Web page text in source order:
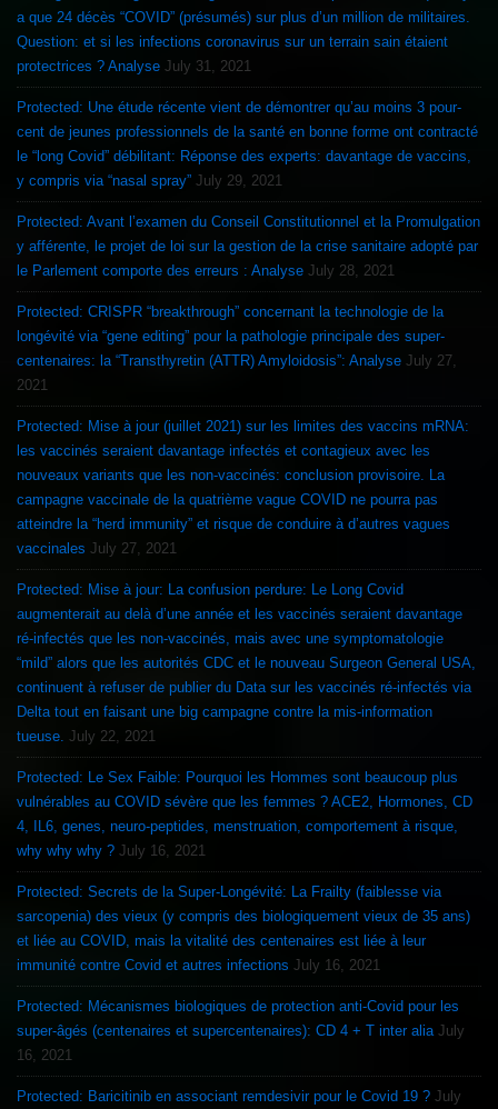
a que 24 décès “COVID” (présumés) sur plus d’un million de militaires.
Question: et si les infections coronavirus sur un terrain sain étaient
protectrices ? Analyse July 31, 2021
Protected: Une étude récente vient de démontrer qu’au moins 3 pour-
cent de jeunes professionnels de la santé en bonne forme ont contracté
le “long Covid” débilitant: Réponse des experts: davantage de vaccins,
y compris via “nasal spray” July 29, 2021
Protected: Avant l’examen du Conseil Constitutionnel et la Promulgation
y afférente, le projet de loi sur la gestion de la crise sanitaire adopté par
le Parlement comporte des erreurs : Analyse July 28, 2021
Protected: CRISPR “breakthrough” concernant la technologie de la
longévité via “gene editing” pour la pathologie principale des super-
centenaires: la “Transthyretin (ATTR) Amyloidosis”: Analyse July 27,
2021
Protected: Mise à jour (juillet 2021) sur les limites des vaccins mRNA:
les vaccinés seraient davantage infectés et contagieux avec les
nouveaux variants que les non-vaccinés: conclusion provisoire. La
campagne vaccinale de la quatrième vague COVID ne pourra pas
atteindre la “herd immunity” et risque de conduire à d’autres vagues
vaccinales July 27, 2021
Protected: Mise à jour: La confusion perdure: Le Long Covid
augmenterait au delà d’une année et les vaccinés seraient davantage
ré-infectés que les non-vaccinés, mais avec une symptomatologie
“mild” alors que les autorités CDC et le nouveau Surgeon General USA,
continuent à refuser de publier du Data sur les vaccinés ré-infectés via
Delta tout en faisant une big campagne contre la mis-information
tueuse. July 22, 2021
Protected: Le Sex Faible: Pourquoi les Hommes sont beaucoup plus
vulnérables au COVID sévère que les femmes ? ACE2, Hormones, CD
4, IL6, genes, neuro-peptides, menstruation, comportement à risque,
why why why ? July 16, 2021
Protected: Secrets de la Super-Longévité: La Frailty (faiblesse via
sarcopenia) des vieux (y compris des biologiquement vieux de 35 ans)
et liée au COVID, mais la vitalité des centenaires est liée à leur
immunité contre Covid et autres infections July 16, 2021
Protected: Mécanismes biologiques de protection anti-Covid pour les
super-âgés (centenaires et supercentenaires): CD 4 + T inter alia July
16, 2021
Protected: Baricitinib en associant remdesivir pour le Covid 19 ? July